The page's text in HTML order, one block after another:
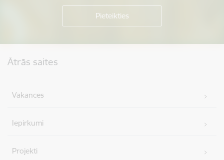
Ātrās saites
Vakances
Iepirkumi
Projekti